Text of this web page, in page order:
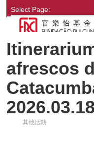
Select Page:
afrescos
2026.03.18
其他活動